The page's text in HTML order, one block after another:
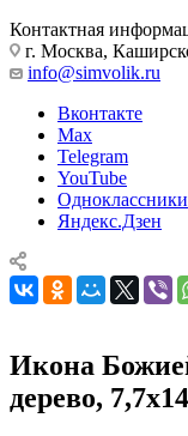
Контактная
г. Москва,
info@simvolik.ru
Вконтакте
Max
Telegram
YouTube
Одноклассники
Яндекс.Дзен
Икона
дерево,